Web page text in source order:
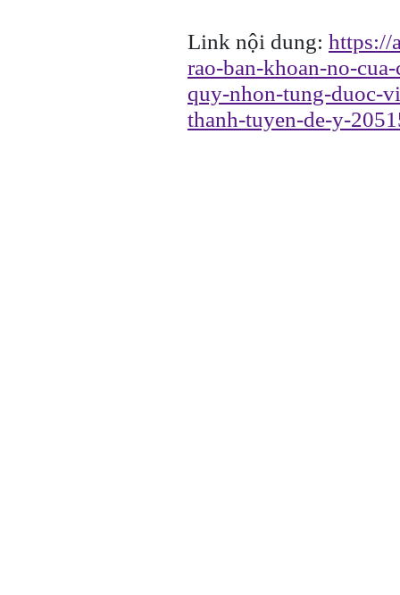
Link nội dung: https://
rao-ban-khoan-no-
quy-nhon-tung-duoc-
thanh-tuyen-de-y-